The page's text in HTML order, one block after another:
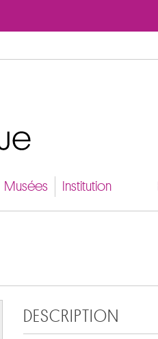
Musées Institution
DESCRIPTION